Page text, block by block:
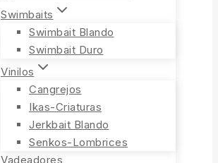
Swimbaits
Swimbait Blando
Swimbait Duro
Vinilos
Cangrejos
Ikas-Criaturas
Jerkbait Blando
Senkos-Lombrices
Vadeadores